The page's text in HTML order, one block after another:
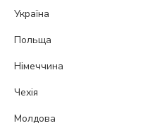
Україна
Польща
Німеччина
Чехія
Молдова